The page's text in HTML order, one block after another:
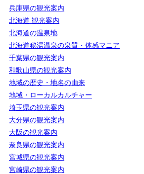
兵庫県の観光案内
北海道 観光案内
北海道の温泉地
北海道秘湯温泉の泉質・体感マニア
千葉県の観光案内
和歌山県の観光案内
地域の歴史・地名の由来
地域・ローカルカルチャー
埼玉県の観光案内
大分県の観光案内
大阪の観光案内
奈良県の観光案内
宮城県の観光案内
宮崎県の観光案内